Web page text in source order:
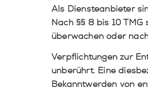
Als Diensteanbieter
Nach §§ 8 bis 10
überwachen oder
Verpflichtungen zur
unberührt. Eine
Bekanntwerden von